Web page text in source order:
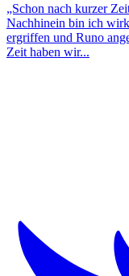
„Schon nach kurzer
Nachhinein bin ich
ergriffen und Runo
Zeit haben wir...